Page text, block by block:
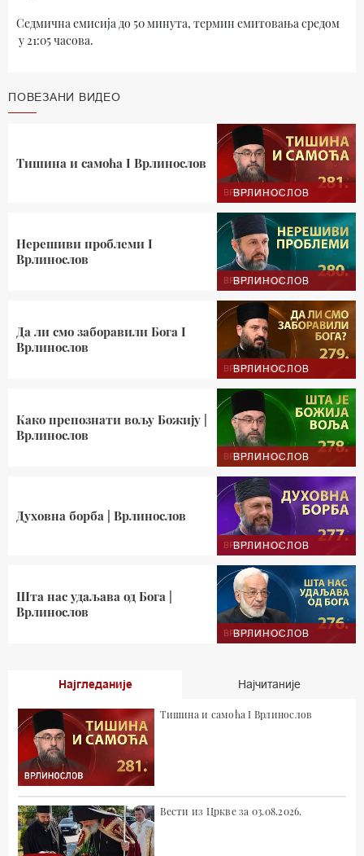
Седмична емисија до 50 минута, термин емитовања средом
у 21:05 часова.
ПОВЕЗАНИ ВИДЕО
ВРЛИНОСЛОВ
Тишина и самоћа I Врлинослов
ВРЛИНОСЛОВ
Нерешиви проблеми I
Врлинослов
ВРЛИНОСЛОВ
Да ли смо заборавили Бога I
Врлинослов
ВРЛИНОСЛОВ
Како препознати вољу Божију |
Врлинослов
ВРЛИНОСЛОВ
Духовна борба | Врлинослов
ВРЛИНОСЛОВ
Шта нас удаљава од Бога |
Врлинослов
Најгледаније Најчитаније
Тишина и самоћа I Врлинослов
Вести из Цркве за 03.08.2026.